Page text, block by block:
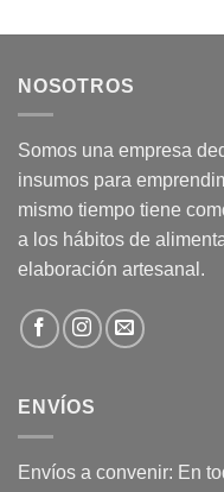
NOSOTROS
Somos una empresa
insumos para
mismo tiempo tiene
a los hábitos de
elaboración artesanal.
ENVÍOS
Envíos a convenir: En